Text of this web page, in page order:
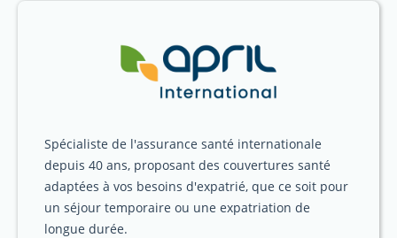
Spécialiste de l'assurance santé internationale
depuis 40 ans, proposant des couvertures santé
adaptées à vos besoins d'expatrié, que ce soit pour
un séjour temporaire ou une expatriation de
longue durée.